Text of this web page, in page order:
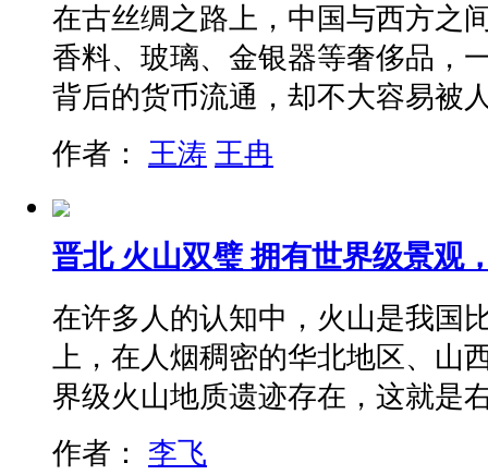
在古丝绸之路上，中国与西方之
香料、玻璃、金银器等奢侈品，
背后的货币流通，却不大容易
作者： 王涛 王冉
晋北 火山双璧 拥有世界级景观
在许多人的认知中，火山是我国
上，在人烟稠密的华北地区、山
界级火山地质遗迹存在，这就
作者： 李飞